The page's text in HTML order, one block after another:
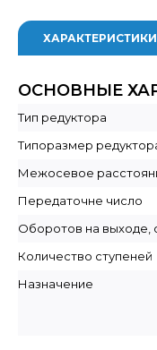
ХАРАКТЕРИСТИКИ
ОСНОВНЫЕ
Тип редуктора
Типоразмер
Межосевое
Передаточне число
Оборотов на выходе,
Количество ступеней
Назначение